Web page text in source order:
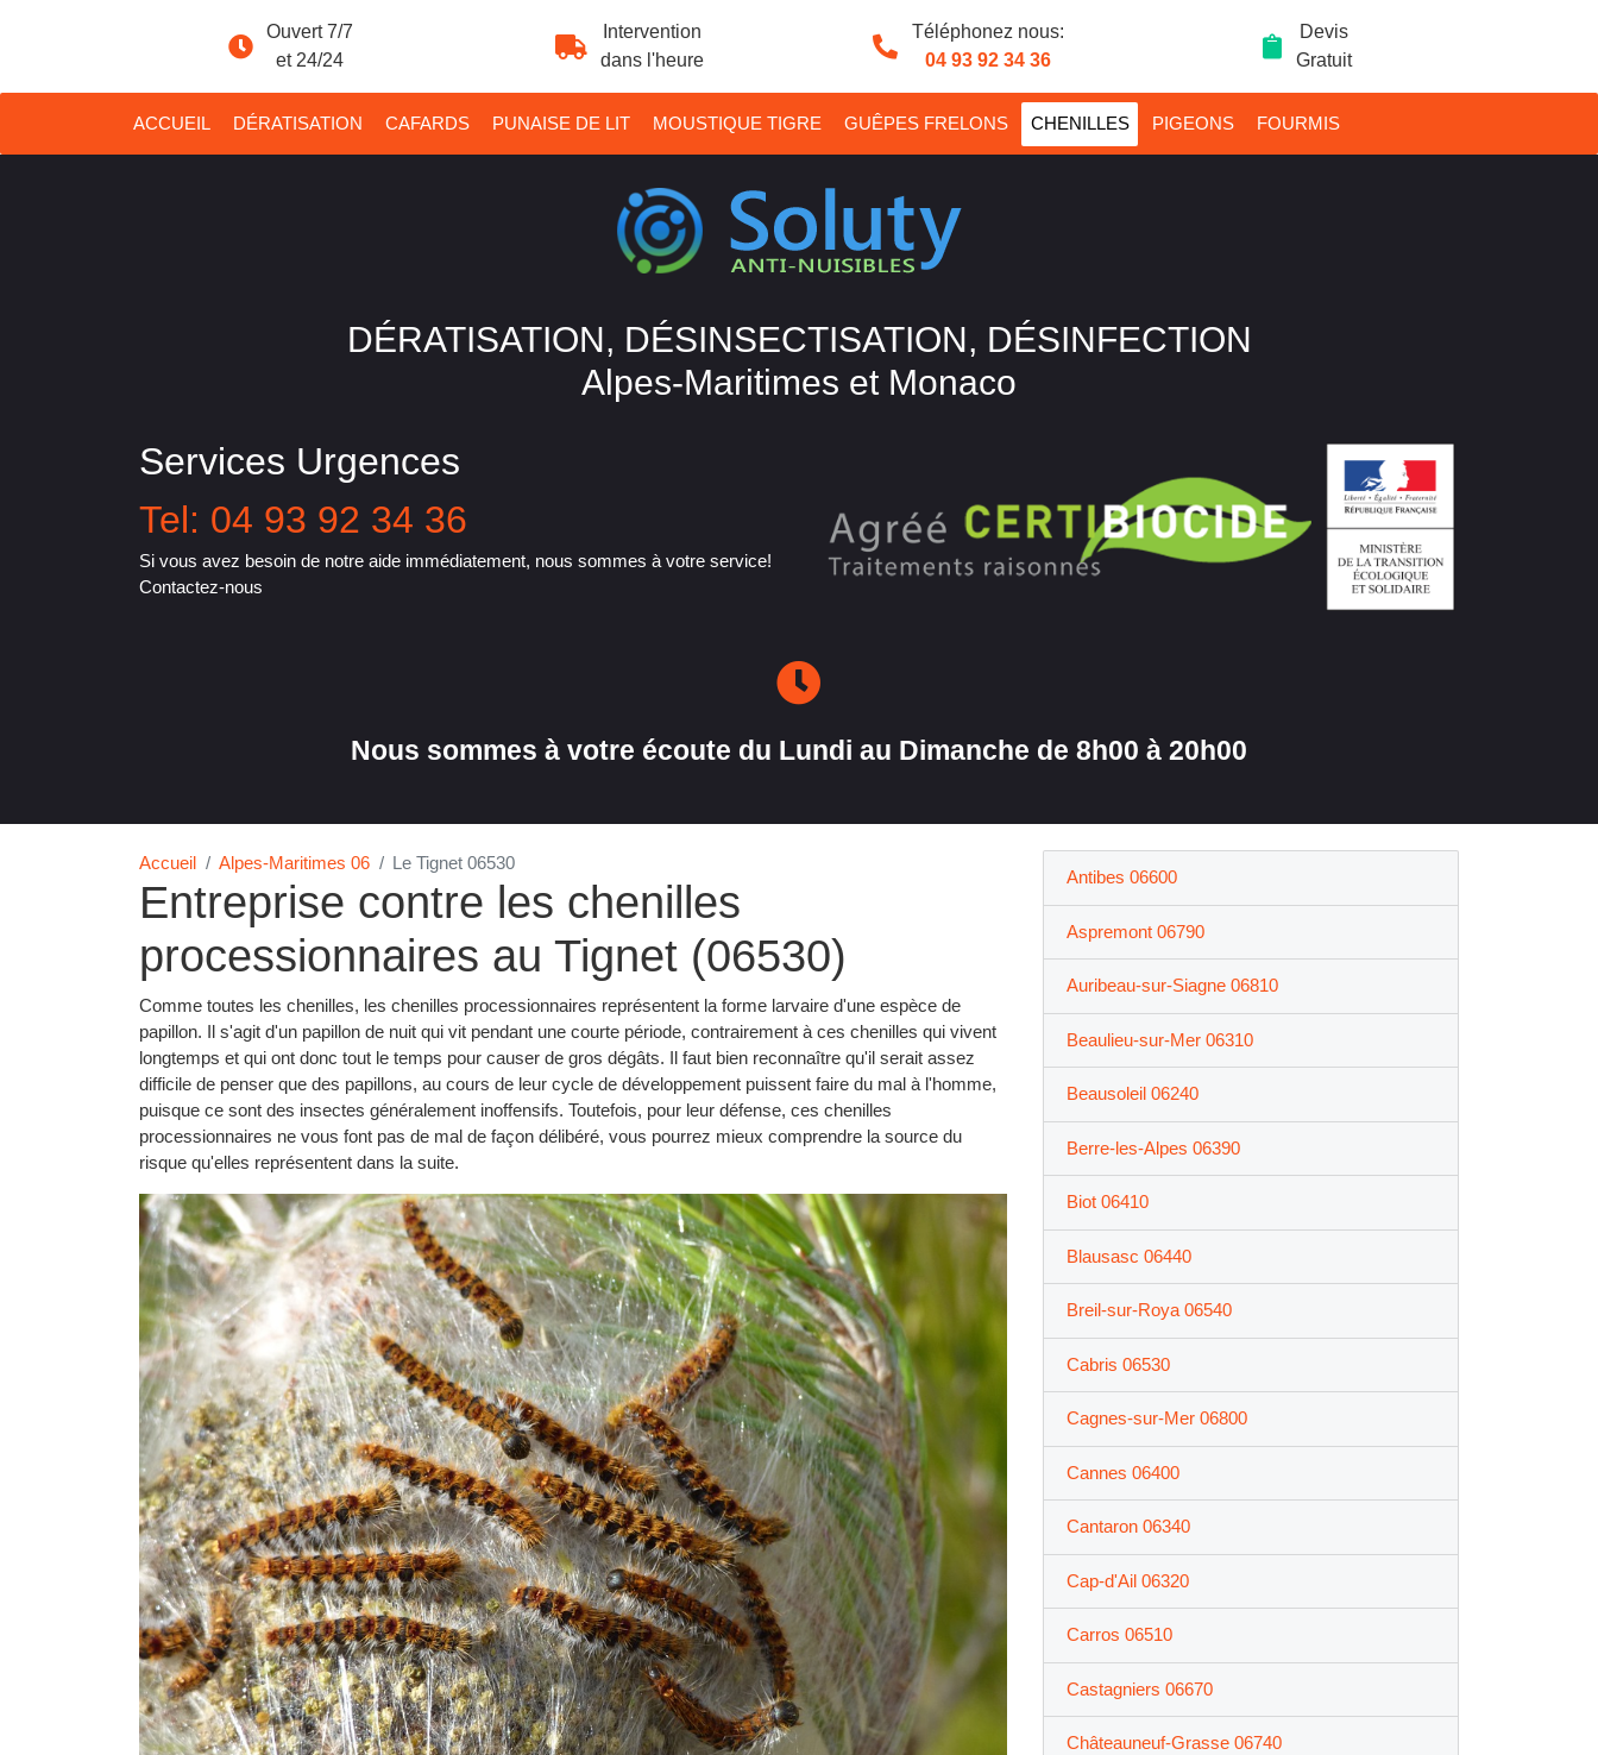
Ouvert 7/7
et 24/24
Intervention
dans l'heure
Téléphonez nous:
04 93 92 34 36
Devis
Gratuit
ACCUEIL DÉRATISATION CAFARDS PUNAISE DE LIT MOUSTIQUE TIGRE GUÊPES FRELONS CHENILLES PIGEONS FOURMIS
DÉRATISATION, DÉSINSECTISATION, DÉSINFECTION
Alpes-Maritimes et Monaco
Services Urgences
Tel: 04 93 92 34 36
Si vous avez besoin de notre aide immédiatement, nous sommes à votre service!
Contactez-nous
Nous sommes à votre écoute du Lundi au Dimanche de 8h00 à 20h00
Accueil Alpes-Maritimes 06 Le Tignet 06530
Entreprise contre les chenilles
processionnaires au Tignet (06530)
Comme toutes les chenilles, les chenilles processionnaires représentent la forme larvaire d'une espèce de
papillon. Il s'agit d'un papillon de nuit qui vit pendant une courte période, contrairement à ces chenilles qui vivent
longtemps et qui ont donc tout le temps pour causer de gros dégâts. Il faut bien reconnaître qu'il serait assez
difficile de penser que des papillons, au cours de leur cycle de développement puissent faire du mal à l'homme,
puisque ce sont des insectes généralement inoffensifs. Toutefois, pour leur défense, ces chenilles
processionnaires ne vous font pas de mal de façon délibéré, vous pourrez mieux comprendre la source du
risque qu'elles représentent dans la suite.
Antibes 06600
Aspremont 06790
Auribeau-sur-Siagne 06810
Beaulieu-sur-Mer 06310
Beausoleil 06240
Berre-les-Alpes 06390
Biot 06410
Blausasc 06440
Breil-sur-Roya 06540
Cabris 06530
Cagnes-sur-Mer 06800
Cannes 06400
Cantaron 06340
Cap-d'Ail 06320
Carros 06510
Castagniers 06670
Châteauneuf-Grasse 06740